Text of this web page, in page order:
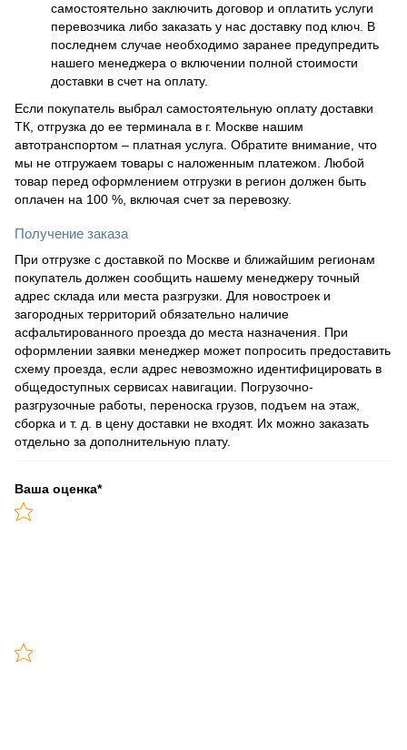
самостоятельно заключить договор и оплатить услуги
перевозчика либо заказать у нас доставку под ключ. В
последнем случае необходимо заранее предупредить
нашего менеджера о включении полной стоимости
доставки в счет на оплату.
Если покупатель выбрал самостоятельную оплату доставки
ТК, отгрузка до ее терминала в г. Москве нашим
автотранспортом – платная услуга. Обратите внимание, что
мы не отгружаем товары с наложенным платежом. Любой
товар перед оформлением отгрузки в регион должен быть
оплачен на 100 %, включая счет за перевозку.
Получение заказа
При отгрузке с доставкой по Москве и ближайшим регионам
покупатель должен сообщить нашему менеджеру точный
адрес склада или места разгрузки. Для новостроек и
загородных территорий обязательно наличие
асфальтированного проезда до места назначения. При
оформлении заявки менеджер может попросить предоставить
схему проезда, если адрес невозможно идентифицировать в
общедоступных сервисах навигации. Погрузочно-
разгрузочные работы, переноска грузов, подъем на этаж,
сборка и т. д. в цену доставки не входят. Их можно заказать
отдельно за дополнительную плату.
Ваша оценка*